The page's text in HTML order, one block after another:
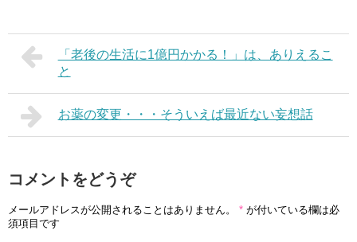
「老後の生活に1億円かかる！」は、ありえるこ
と
お薬の変更・・・そういえば最近ない妄想話
コメントをどうぞ
メールアドレスが公開されることはありません。 * が付いている欄は必
須項目です